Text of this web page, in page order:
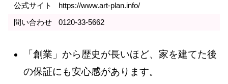
公式サイト
https://www.art-plan.info/
問い合わせ
0120-33-5662
「創業」から歴史が長いほど、家を建てた後
の保証にも安心感があります。